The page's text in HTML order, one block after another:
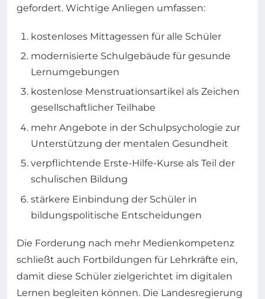
gefordert. Wichtige Anliegen umfassen:
kostenloses Mittagessen für alle Schüler
modernisierte Schulgebäude für gesunde
Lernumgebungen
kostenlose Menstruationsartikel als Zeichen
gesellschaftlicher Teilhabe
mehr Angebote in der Schulpsychologie zur
Unterstützung der mentalen Gesundheit
verpflichtende Erste-Hilfe-Kurse als Teil der
schulischen Bildung
stärkere Einbindung der Schüler in
bildungspolitische Entscheidungen
Die Forderung nach mehr Medienkompetenz
schließt auch Fortbildungen für Lehrkräfte ein,
damit diese Schüler zielgerichtet im digitalen
Lernen begleiten können. Die Landesregierung